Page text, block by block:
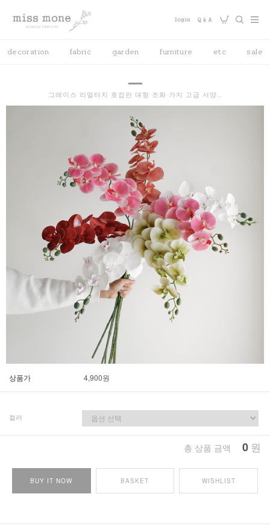
decoration fabric garden furniture etc sale
그레이스 리얼터치 호접란 대형 조화 가지 고급 서양..
상품가 4,900원
컬러
총 상품 금액 0 원
BUY IT NOW BASKET WISHLIST